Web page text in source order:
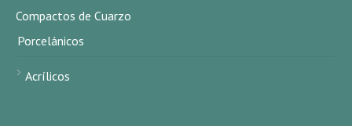
Compactos de Cuarzo
Porcelánicos
Acrílicos